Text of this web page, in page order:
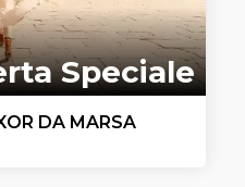
Speciale
DA MARSA